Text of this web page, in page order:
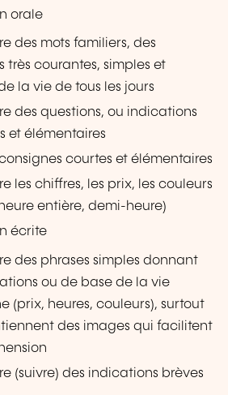
orale
des mots familiers, des
très courantes, simples et
la vie de tous les jours
des questions, ou indications
et élémentaires
courtes et élémentaires
les chiffres, les prix, les couleurs
entière, demi-heure)
écrite
des phrases simples donnant
ou de base de la vie
(prix, heures, couleurs), surtout
des images qui facilitent
(suivre) des indications brèves